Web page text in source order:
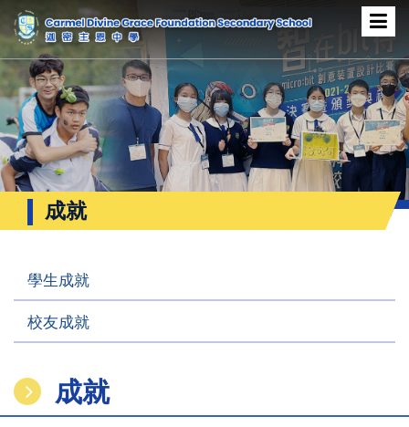
成就
學生成就
校友成就
成就